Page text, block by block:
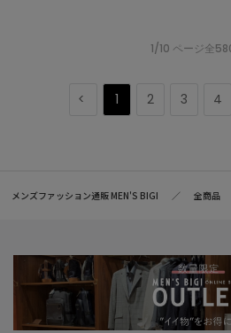
1/10 ページ全
1 2 3 4
メンズファッション通販 MEN'S BIGI 全商品